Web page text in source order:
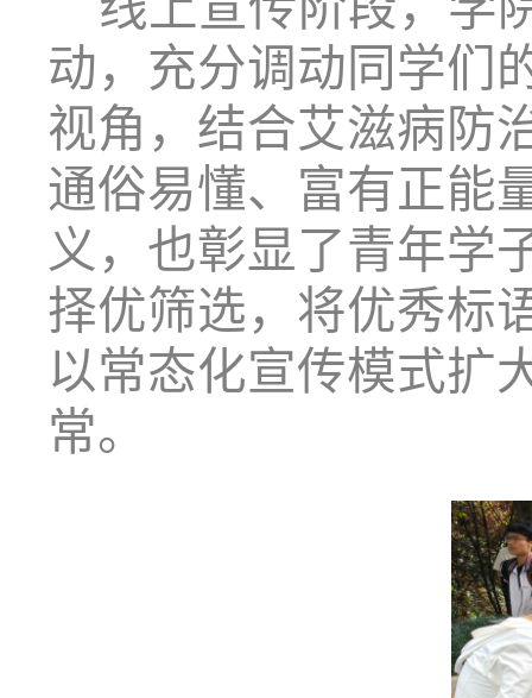
动，充分调动同学们
视角，结合艾滋病防
通俗易懂、富有正能
义，也彰显了青年学
择优筛选，将优秀标
以常态化宣传模式扩
常。